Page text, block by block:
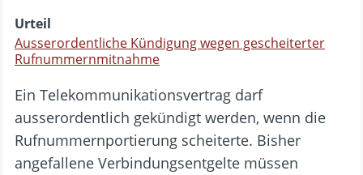
Urteil
Ausserordentliche Kündigung wegen gescheiterter
Rufnummernmitnahme
Ein Telekommunikationsvertrag darf
ausserordentlich gekündigt werden, wenn die
Rufnummernportierung scheiterte. Bisher
angefallene Verbindungsentgelte müssen